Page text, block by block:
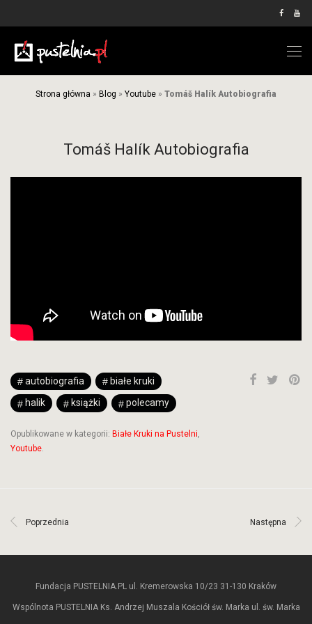
Strona główna » Blog » Youtube » Tomáš Halík Autobiografia
Tomáš Halík Autobiografia
autobiografia
białe kruki
halik
książki polecamy
Opublikowane w kategorii: Białe Kruki na Pustelni
Youtube
Poprzednia Następna
Fundacja PUSTELNIA.PL ul. Kremerowska 10/23 31-130 Kraków
Wspólnota PUSTELNIA Ks. Andrzej Muszala Kościół św. Marka ul. św. Marka